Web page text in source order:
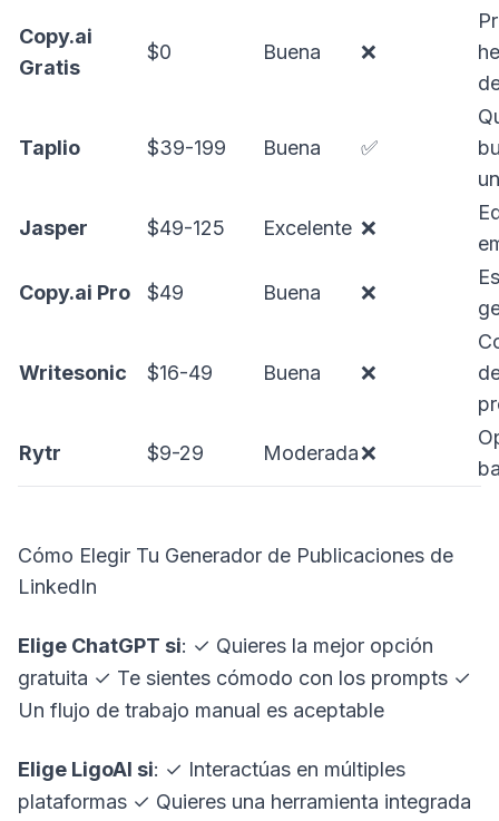
Copy.ai
Gratis
$0 Buena ❌
Taplio $39-199 Buena ✅
Jasper $49-125 Excelente ❌
Copy.ai Pro $49 Buena ❌
Writesonic $16-49 Buena ❌
Rytr $9-29 Moderada❌
Cómo Elegir Tu Generador de Publicaciones de
LinkedIn
Elige ChatGPT si: ✓ Quieres la mejor opción
gratuita ✓ Te sientes cómodo con los prompts ✓
Un flujo de trabajo manual es aceptable
Elige LigoAI si: ✓ Interactúas en múltiples
plataformas ✓ Quieres una herramienta integrada